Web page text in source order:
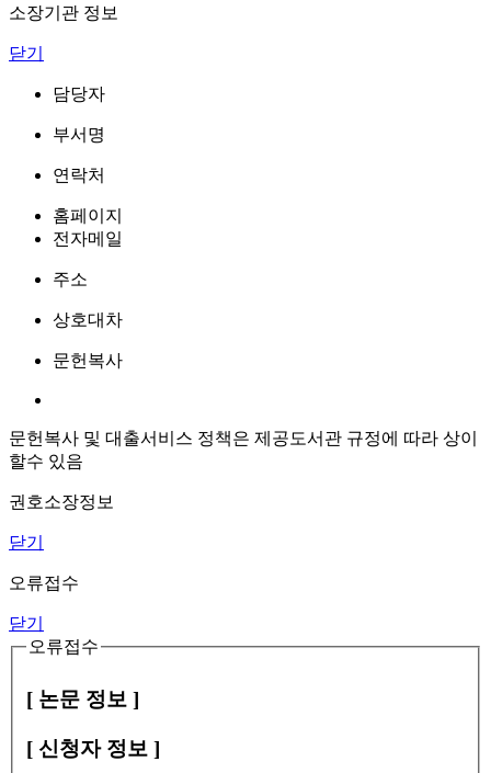
소장기관 정보
닫기
담당자
부서명
연락처
홈페이지
전자메일
주소
상호대차
문헌복사
문헌복사 및 대출서비스 정책은 제공도서관 규정에 따라 상이
할수 있음
권호소장정보
닫기
오류접수
닫기
오류접수
[ 논문 정보 ]
[ 신청자 정보 ]